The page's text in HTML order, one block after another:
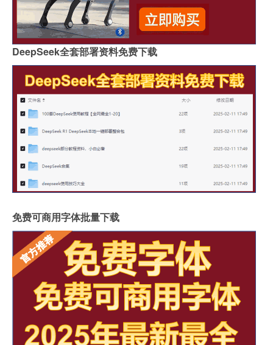
DeepSeek全套部署资料免费下载
免费可商用字体批量下载